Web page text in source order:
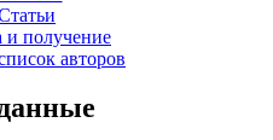
и получение
авторов